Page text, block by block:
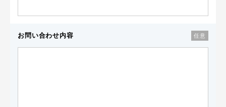
お問い合わせ内容 任意